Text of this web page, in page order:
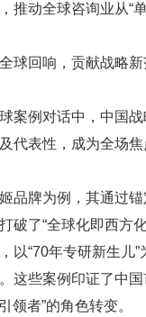
推动全球咨询业从“单
球回响，贡献战略
案例对话中，中国
代表性，成为全场焦
品牌为例，其通过
破了“全球化即西方
以“70年专研新生儿
这些案例印证了中
领者”的角色转变。